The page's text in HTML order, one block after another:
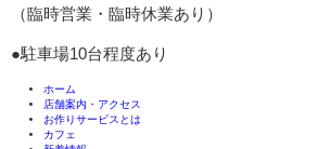
（臨時営業・臨時休業あり）
●駐車場10台程度あり
ホーム
店舗案内・アクセス
お作りサービスとは
カフェ